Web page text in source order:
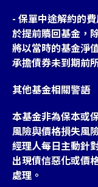
- 保單中途解約的
於提前贖回基金，
將以當時的基金淨
承擔債券未到期前
其他基金相關警語
本基金非為保本或
風險與價格損失風
經理人每日主動針
出現債信惡化或價
處理。